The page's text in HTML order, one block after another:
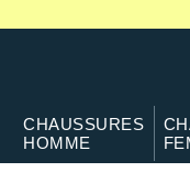
CHAUSSURES
HOMME